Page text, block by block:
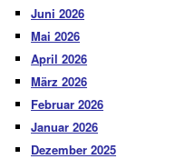
Juni 2026
Mai 2026
April 2026
März 2026
Februar 2026
Januar 2026
Dezember 2025